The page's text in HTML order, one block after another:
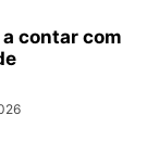
contar com